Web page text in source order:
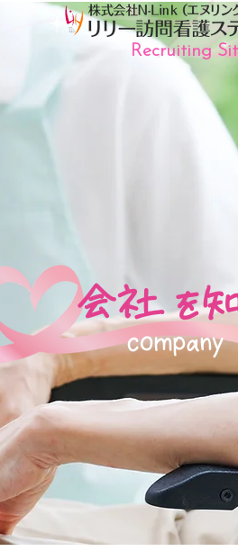
Recruiting
会社を
company